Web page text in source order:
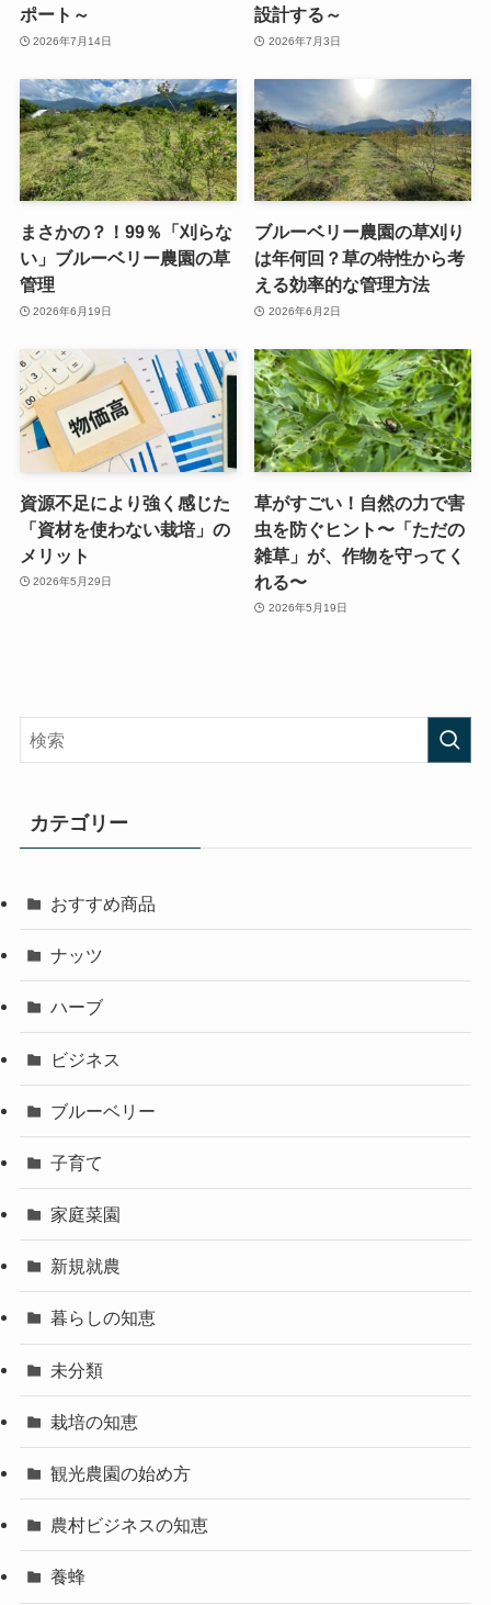
ポート～
2026年7月14日
設計する～
2026年7月3日
まさかの？！99％「刈らな
い」ブルーベリー農園の草
管理
2026年6月19日
ブルーベリー農園の草刈り
は年何回？草の特性から考
える効率的な管理方法
2026年6月2日
資源不足により強く感じた
「資材を使わない栽培」の
メリット
2026年5月29日
草がすごい！自然の力で害
虫を防ぐヒント〜「ただの
雑草」が、作物を守ってく
れる〜
2026年5月19日
カテゴリー
おすすめ商品
ナッツ
ハーブ
ビジネス
ブルーベリー
子育て
家庭菜園
新規就農
暮らしの知恵
未分類
栽培の知恵
観光農園の始め方
農村ビジネスの知恵
養蜂